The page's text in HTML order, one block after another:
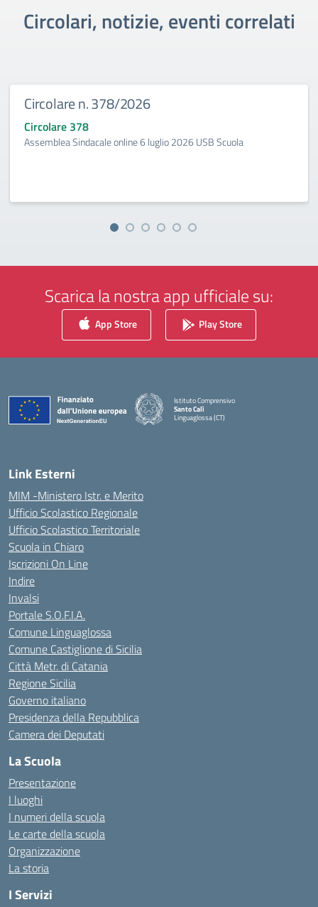
Circolari, notizie, eventi correlati
Circolare n. 378/2026
Circolare 378
Assemblea Sindacale online 6 luglio 2026 USB Scuola
Scarica la nostra app ufficiale su:
App Store Play Store
Istituto Comprensivo
Santo Calì
Linguaglossa (CT)
— Visita la pagina iniziale della scuola
Link Esterni
MIM -Ministero Istr. e Merito
Ufficio Scolastico Regionale
Ufficio Scolastico Territoriale
Scuola in Chiaro
Iscrizioni On Line
Indire
Invalsi
Portale S.O.F.I.A.
Comune Linguaglossa
Comune Castiglione di Sicilia
Città Metr. di Catania
Regione Sicilia
Governo italiano
Presidenza della Repubblica
Camera dei Deputati
La Scuola
Presentazione
I luoghi
I numeri della scuola
Le carte della scuola
Organizzazione
La storia
I Servizi